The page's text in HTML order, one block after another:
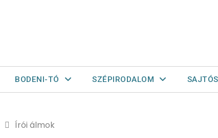
BODENI-TÓ SZÉPIRODALOM
Írói álmok